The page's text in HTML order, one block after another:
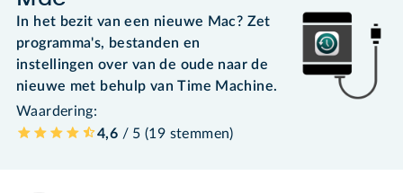
In het bezit van een nieuwe Mac? Zet
programma's, bestanden en
instellingen over van de oude naar de
nieuwe met behulp van Time Machine.
Waardering:
4,6 / 5 (19 stemmen)